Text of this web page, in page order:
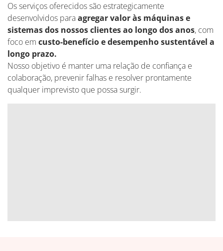
Os serviços oferecidos são estrategicamente
desenvolvidos paraagregar valor às máquinas e
sistemas dos nossos clientes ao longo dos anos, com
foco em custo-benefício e desempenho sustentável a
longo prazo.
Nosso objetivo é manter uma relação de confiança e
colaboração, prevenir falhas e resolver prontamente
qualquer imprevisto que possa surgir.